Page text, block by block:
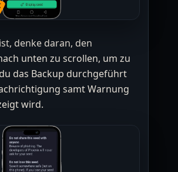
denke daran, den
unten zu scrollen, um zu
das Backup durchgeführt
samt Warnung
wird.